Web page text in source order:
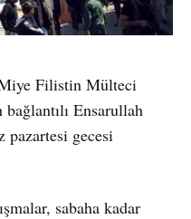
Filistin Mülteci
Ensarullah
pazartesi gecesi
sabaha kadar